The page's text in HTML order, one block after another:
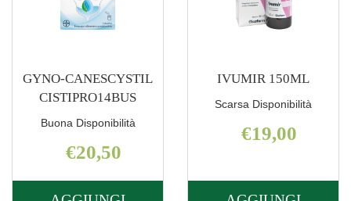
GYNO-CANESCYSTIL
CISTIPRO14BUS
Buona Disponibilità
€20,50
IVUMIR 150ML
Scarsa Disponibilità
€19,00